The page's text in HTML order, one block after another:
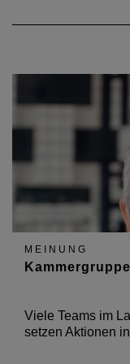
MEINUNG
Viele Teams im
setzen Aktionen